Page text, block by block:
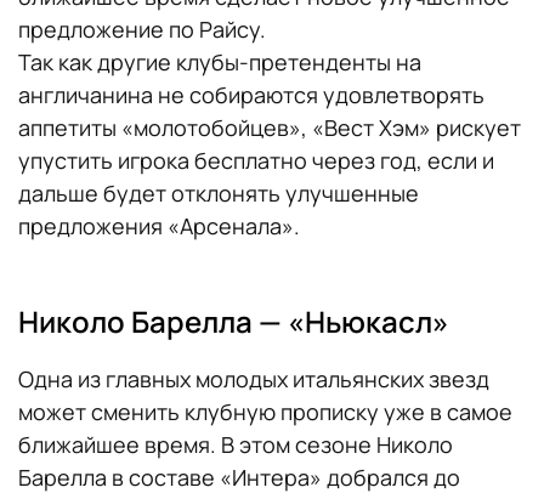
предложение по Райсу.
Так как другие клубы-претенденты на
англичанина не собираются удовлетворять
аппетиты «молотобойцев», «Вест Хэм» рискует
упустить игрока бесплатно через год, если и
дальше будет отклонять улучшенные
предложения «Арсенала».
Николо Барелла — «Ньюкасл»
Одна из главных молодых итальянских звезд
может сменить клубную прописку уже в самое
ближайшее время. В этом сезоне Николо
Барелла в составе «Интера» добрался до